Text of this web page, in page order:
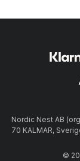
Nordic Nest AB
70 KALMAR,
©